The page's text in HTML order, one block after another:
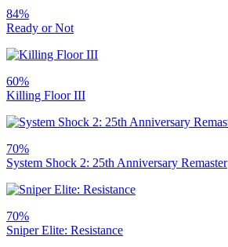
84%
Ready or Not
60%
Killing Floor III
70%
System Shock 2: 25th Anniversary Remaster
70%
Sniper Elite: Resistance